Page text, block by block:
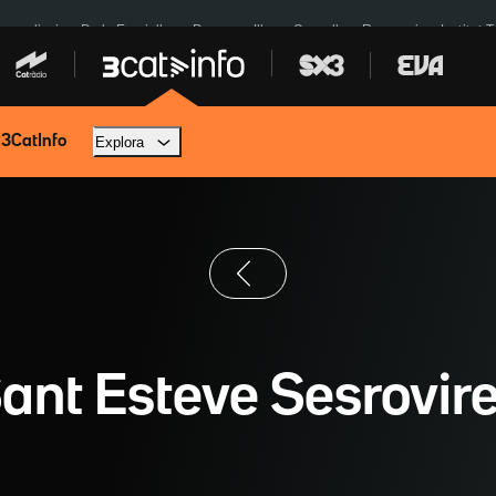
eclipsi De la Espriella Dos anys Illa Granollers Paraguai Institut
3CatInfo Explora
Esteve